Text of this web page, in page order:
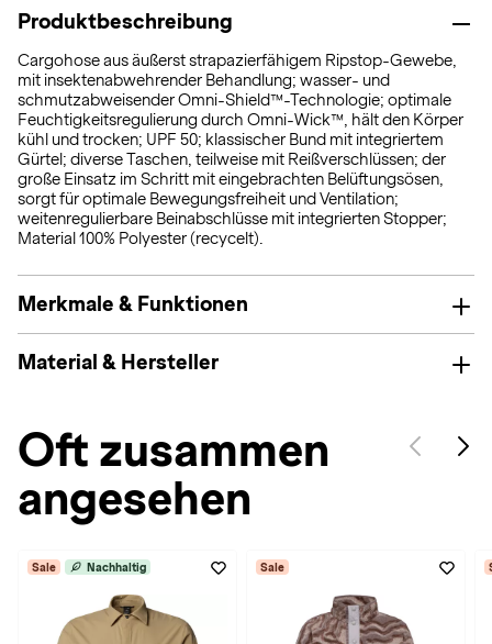
Produktbeschreibung
Cargohose aus äußerst strapazierfähigem Ripstop-Gewebe,
mit insektenabwehrender Behandlung; wasser- und
schmutzabweisender Omni-Shield™-Technologie; optimale
Feuchtigkeitsregulierung durch Omni-Wick™, hält den Körper
kühl und trocken; UPF 50; klassischer Bund mit integriertem
Gürtel; diverse Taschen, teilweise mit Reißverschlüssen; der
große Einsatz im Schritt mit eingebrachten Belüftungsösen,
sorgt für optimale Bewegungsfreiheit und Ventilation;
weitenregulierbare Beinabschlüsse mit integrierten Stopper;
Material 100% Polyester (recycelt).
Merkmale & Funktionen
Material & Hersteller
Oft zusammen
angesehen
Sale Nachhaltig Sale